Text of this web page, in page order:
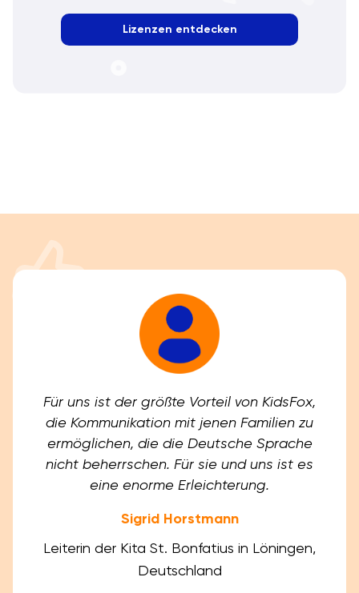
Lizenzen entdecken
Für uns ist der größte Vorteil von KidsFox,
die Kommunikation mit jenen Familien zu
ermöglichen, die die Deutsche Sprache
nicht beherrschen. Für sie und uns ist es
eine enorme Erleichterung.
Sigrid Horstmann
Leiterin der Kita St. Bonfatius in Löningen,
Deutschland